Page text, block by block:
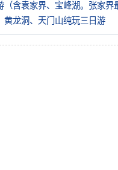
（含袁家界、宝峰湖。张家界
黄龙洞、天门山纯玩三日游